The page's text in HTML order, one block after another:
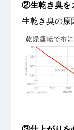
②生乾き臭を
生乾き臭の原